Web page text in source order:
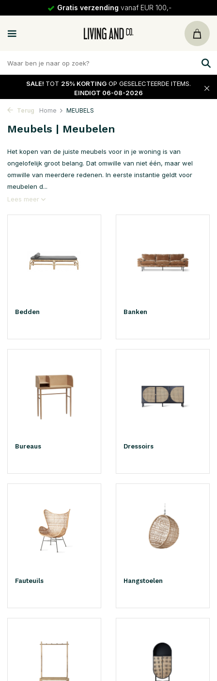
30 dagen retour
SALE! TOT 25% KORTING OP GESELECTEERDE ITEMS.
EINDIGT 06-08-2026
Terug Home MEUBELS
Meubels | Meubelen
Het kopen van de juiste meubels voor in je woning is van
ongelofelijk groot belang. Dat omwille van niet één, maar wel
omwille van meerdere redenen. In eerste instantie geldt voor
meubelen d...
Lees meer
Bedden Banken
Bureaus Dressoirs
Fauteuils Hangstoelen